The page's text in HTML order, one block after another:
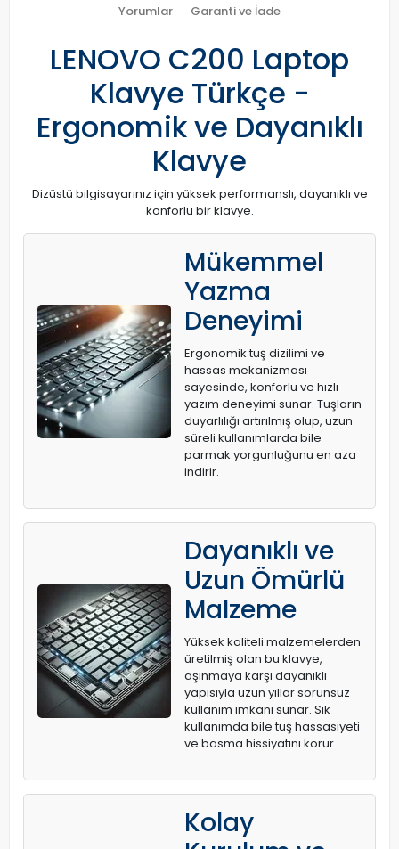
Yorumlar Garanti ve İade
LENOVO C200 Laptop
Klavye Türkçe -
Ergonomik ve Dayanıklı
Klavye
Dizüstü bilgisayarınız için yüksek performanslı, dayanıklı ve
konforlu bir klavye.
Mükemmel
Yazma
Deneyimi
Ergonomik tuş dizilimi ve
hassas mekanizması
sayesinde, konforlu ve hızlı
yazım deneyimi sunar. Tuşların
duyarlılığı artırılmış olup, uzun
süreli kullanımlarda bile
parmak yorgunluğunu en aza
indirir.
Dayanıklı ve
Uzun Ömürlü
Malzeme
Yüksek kaliteli malzemelerden
üretilmiş olan bu klavye,
aşınmaya karşı dayanıklı
yapısıyla uzun yıllar sorunsuz
kullanım imkanı sunar. Sık
kullanımda bile tuş hassasiyeti
ve basma hissiyatını korur.
Kolay